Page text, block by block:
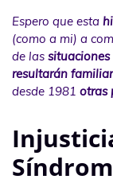
Espero que esta
(como a mi) a
de las situaciones
resultarán
desde 1981 otras